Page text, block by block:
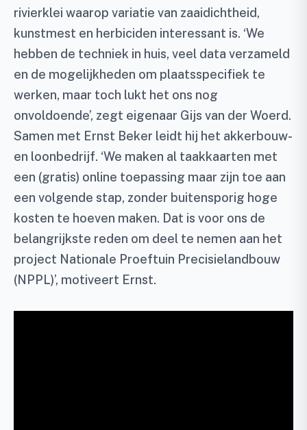
rivierklei waarop variatie van zaaidichtheid,
kunstmest en herbiciden interessant is. ‘We
hebben de techniek in huis, veel data verzameld
en de mogelijkheden om plaatsspecifiek te
werken, maar toch lukt het ons nog
onvoldoende’, zegt eigenaar Gijs van der Woerd.
Samen met Ernst Beker leidt hij het akkerbouw-
en loonbedrijf. ‘We maken al taakkaarten met
een (gratis) online toepassing maar zijn toe aan
een volgende stap, zonder buitensporig hoge
kosten te hoeven maken. Dat is voor ons de
belangrijkste reden om deel te nemen aan het
project Nationale Proeftuin Precisielandbouw
(NPPL)’, motiveert Ernst.